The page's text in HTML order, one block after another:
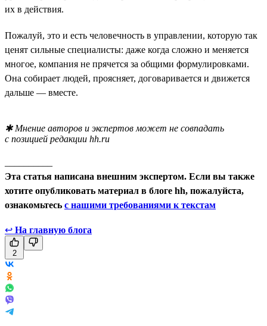
их в действия.
Пожалуй, это и есть человечность в управлении, которую так
ценят сильные специалисты: даже когда сложно и меняется
многое, компания не прячется за общими формулировками.
Она собирает людей, проясняет, договаривается и движется
дальше — вместе.
✱ Мнение авторов и экспертов может не совпадать
с позицией редакции hh.ru
Эта статья написана внешним экспертом. Если вы также
хотите опубликовать материал в блоге hh, пожалуйста,
ознакомьтесь с нашими требованиями к текстам
↩ На главную блога
2